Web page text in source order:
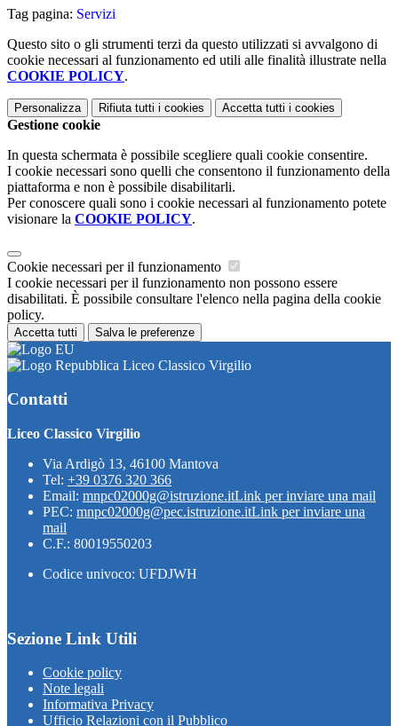
Tag pagina: Servizi
Questo sito o gli strumenti terzi da questo utilizzati si avvalgono di
cookie necessari al funzionamento ed utili alle finalità illustrate nella
COOKIE POLICY.
Personalizza Rifiuta tutti i cookies Accetta tutti i cookies
Gestione cookie
In questa schermata è possibile scegliere quali cookie consentire.
I cookie necessari sono quelli che consentono il funzionamento della
piattaforma e non è possibile disabilitarli.
Per conoscere quali sono i cookie necessari al funzionamento potete
visionare la COOKIE POLICY.
Cookie necessari per il funzionamento
I cookie necessari per il funzionamento non possono essere
disabilitati. È possibile consultare l'elenco nella pagina della cookie
policy.
Accetta tutti Salva le preferenze
Liceo Classico Virgilio
Contatti
Liceo Classico Virgilio
Via Ardigò 13, 46100 Mantova
Tel: +39 0376 320 366
Email: mnpc02000g@istruzione.itLink per inviare una mail
PEC: mnpc02000g@pec.istruzione.itLink per inviare una
mail
C.F.: 80019550203
Codice univoco: UFDJWH
Sezione Link Utili
Cookie policy
Note legali
Informativa Privacy
Ufficio Relazioni con il Pubblico